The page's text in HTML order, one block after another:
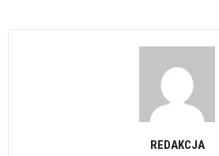
REDAKCJA